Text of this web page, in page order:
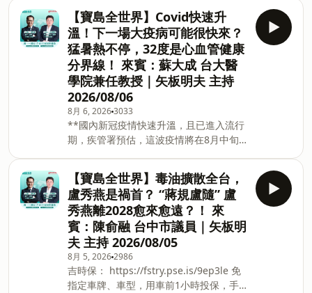
鏈」的核心。外貿協會黃志芳董事長日前
不畏戰火、親赴烏克蘭西區大城利沃夫，
實地考察這個被戰爭逼出龐大「無人機與
IT產業群聚」的國家，不僅見證了烏克蘭
人「打不倒的韌性」，更為台廠開闢了世
紀重建的千億新藍海。本次專訪將由黃董
事長深入剖析台烏無人機非紅供應鏈的戰
略合作、後續中東與東歐等潛力市場的插
旗布局，並借鏡烏克蘭「生於憂患，死於
安樂」的啟示，探討台灣如何在驚人的出
#黃志芳 #外貿協會 #烏克蘭 #無人機 #星
鏈 #韌性供應鏈 #俄羅斯 #利沃夫加入會
員，支持節目：
https://clw4248xv113d01wg7s4h2xnq.firstory.io/join
留言告訴我你對這一集的想法： https:/
【寶島全世界】Covid快速升
溫！下一場大疫病可能很快來？
猛暑熱不停，32度是心血管健康
分界線！ 來賓：蘇大成 台大醫
學院兼任教授｜矢板明夫 主持
2026/08/06
8月 6, 20263033
**國內新冠疫情快速升溫，且已進入流行
期，疾管署預估，這波疫情將在8月中旬
新冠確診人數增加，陸續有民眾抱怨到藥
局買不到快篩試劑。對此食藥署表示，已
在官網設置「家用新冠病毒快篩試劑供應
專區」，提供民眾查詢超商及藥局供應情
形。目前國內快篩製造廠庫存約61萬劑，
業者持續生產鋪貨，整體供應量可以滿足
民眾需求。藥局趕緊把新冠快篩試劑放到
貨架上，就怕民眾買不到快篩而恐慌。因
為近期新冠疫情急遽升溫，且進入流行
【寶島全世界】毒油擴散全台，
盧秀燕是禍首？ “蔣規盧隨” 盧
秀燕離2028愈來愈遠？！ 來
賓：陳俞融 台中市議員｜矢板明
夫 主持 2026/08/05
8月 5, 20262986
吉時保： https://fstry.pse.is/9ep3le 免
指定車牌、車型，用車前1小時投保，手